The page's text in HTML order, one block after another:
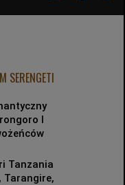
SERENGETI
I
Tanzania
Tarangire,